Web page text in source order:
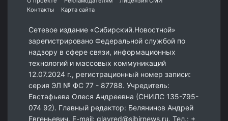
Контакты
Карта сайта
Сетевое издание «Сибирский.Новостной»
зарегистрировано Федеральной службой по
надзору в сфере связи, информационных
технологий и массовых коммуникаций
12.07.2024 г., регистрационный номер записи:
серия ЭЛ № ФС 77 - 87788. Учредитель:
Евстафьева Олеся Андреевна (СНИЛС 135-795-
074 92). Главный редактор: Белянинов Андрей
Евгеньевич. E-mail: glavred@sibirnews.ru. Тел.: +